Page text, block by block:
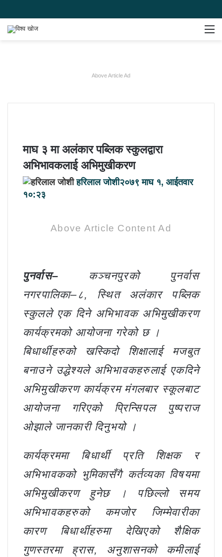
समाचार
Above Article Ad
माघ ३ मा अलंकार पब्लिक स्कुलद्वारा
अभिभावकलाई अभिमुखीकरण
हरिलाल जोशी२०७९ माघ १, आईतवार
१०:२३
Above Article Content Ad
पुनर्वास– कञ्चनपुरको पुनर्वास
नगरपालिका–८, स्थित अलंकार पब्लिक
स्कुलले एक दिने अभिभावक अभिमुखीकरण
कार्यक्रमको आयोजना गरेको छ ।
बिधार्थीहरुको खस्किदो शिक्षालाई मजबुत
बनाउने उद्धेश्यले अभिभावकहरुलाई एकदिने
अभिमुखीकरण कार्यक्रम मंगलबार स्कूलबाट
आयोजना गरिएको प्रिन्सिपल पुष्पराज
ओझाले जानकारी दिनुभयो ।
कार्यक्रममा बिधार्थी प्रति शिक्षक र
अभिभावकको भुमिकासँगै कर्तव्यका विषयमा
अभिमुखीकरण हुनेछ । पछिल्लो समय
अभिभावकहरुको कमजोर जिम्मेवारीका
कारण बिधार्थीहरुमा देखिएको शैक्षिक
गुणस्तरमा ह्रास, अनुशासनको कमीलाई